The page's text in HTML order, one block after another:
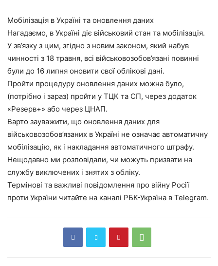
Мобілізація в Україні та оновлення даних
Нагадаємо, в Україні діє військовий стан та мобілізація.
У зв’язку з цим, згідно з новим законом, який набув
чинності з 18 травня, всі військовозобов’язані повинні
були до 16 липня оновити свої облікові дані.
Пройти процедуру оновлення даних можна було,
(потрібно і зараз) пройти у ТЦК та СП, через додаток
«Резерв+» або через ЦНАП.
Варто зауважити, що оновлення даних для
військовозобов’язаних в Україні не означає автоматичну
мобілізацію, як і накладання автоматичного штрафу.
Нещодавно ми розповідали, чи можуть призвати на
службу виключених і знятих з обліку.
Термінові та важливі повідомлення про війну Росії
проти України читайте на каналі РБК-Україна в Telegram.